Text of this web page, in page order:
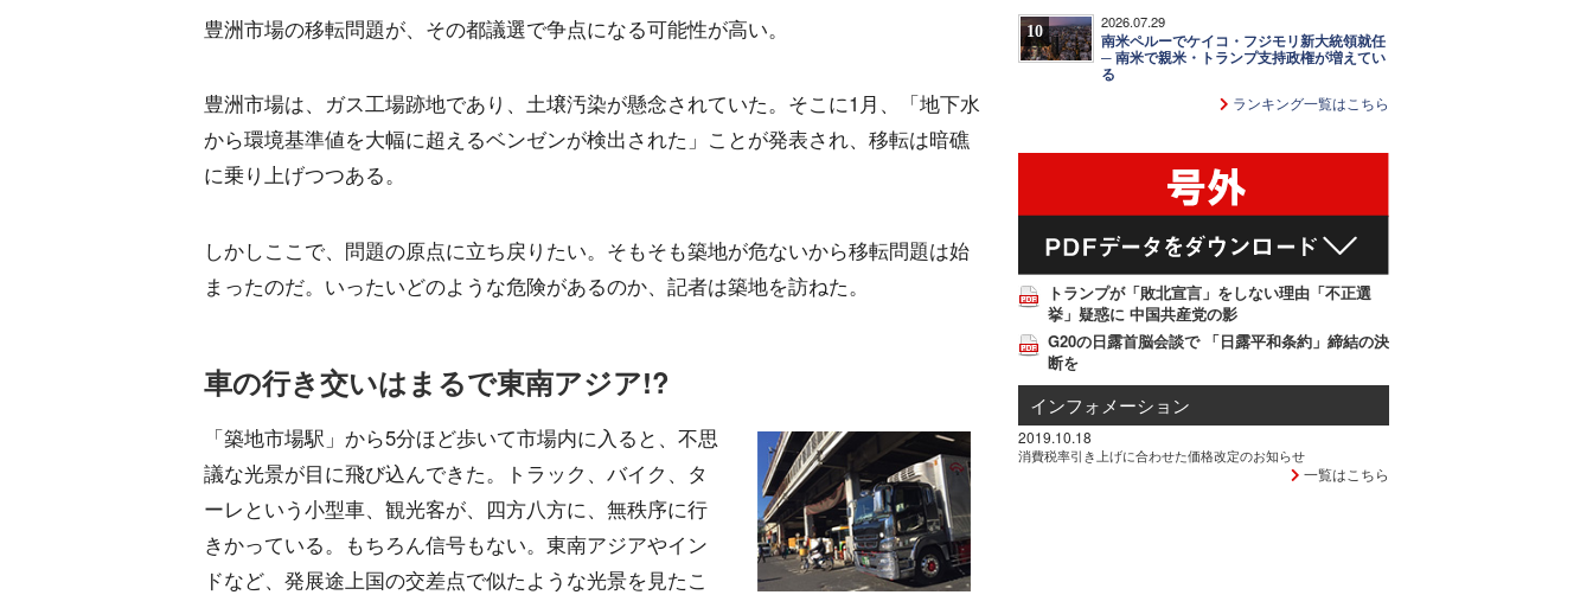
豊洲市場の移転問題が、その都議選で争点になる可能性が高い。
豊洲市場は、ガス工場跡地であり、土壌汚染が懸念されていた。そこに1月、「地下水
から環境基準値を大幅に超えるベンゼンが検出された」ことが発表され、移転は暗礁
に乗り上げつつある。
しかしここで、問題の原点に立ち戻りたい。そもそも築地が危ないから移転問題は始
まったのだ。いったいどのような危険があるのか、記者は築地を訪ねた。
車の行き交いはまるで東南アジア!?
「築地市場駅」から5分ほど歩いて市場内に入ると、不思
議な光景が目に飛び込んできた。トラック、バイク、タ
ーレという小型車、観光客が、四方八方に、無秩序に行
きかっている。もちろん信号もない。東南アジアやイン
ドなど、発展途上国の交差点で似たような光景を見たこ
10 2026.07.29
南米ペルーでケイコ・フジモリ新大統領就任
─ 南米で親米・トランプ支持政権が増えてい
る
ランキング一覧はこちら
トランプが「敗北宣言」をしない理由「不正選
挙」疑惑に 中国共産党の影
G20の日露首脳会談で 「日露平和条約」締結の決
断を
インフォメーション
2019.10.18
消費税率引き上げに合わせた価格改定のお知らせ
一覧はこちら